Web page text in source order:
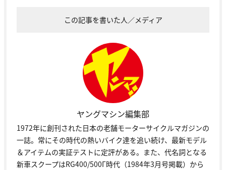
この記事を書いた人／メディア
ヤングマシン編集部
1972年に創刊された日本の老舗モーターサイクルマガジンの
一誌。常にその時代の熱いバイク達を追い続け、最新モデル
＆アイテムの実証テストに定評がある。また、代名詞となる
新車スクープはRG400/500Γ時代（1984年3月号掲載）から